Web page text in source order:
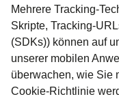
Mehrere Tracking-
Skripte, Tracking-
(SDKs)) können auf
unserer mobilen
überwachen, wie Sie
Cookie-Richtlinie